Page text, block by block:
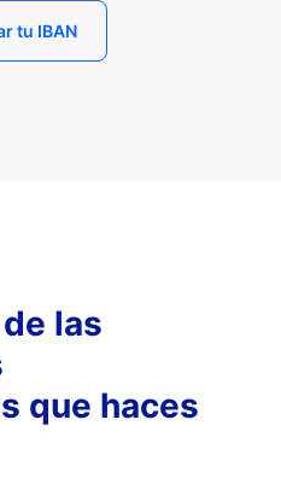
tu IBAN
las
que haces